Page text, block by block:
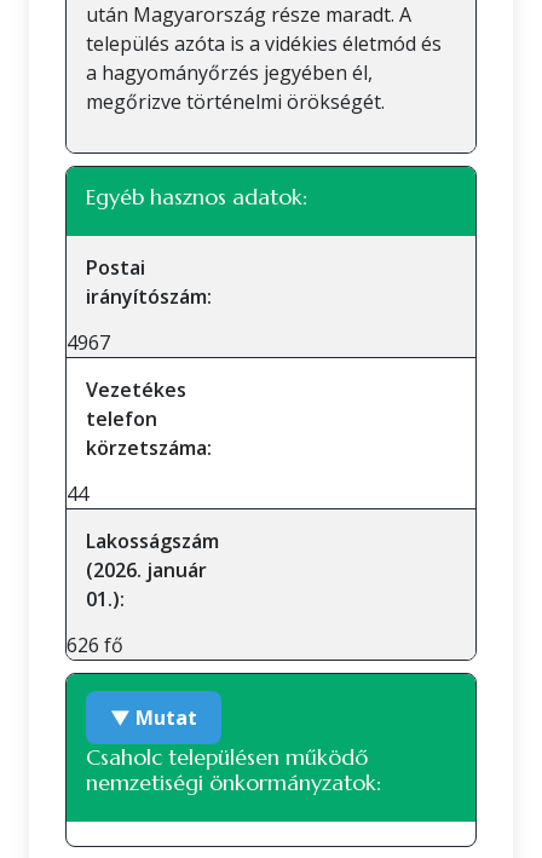
után Magyarország része maradt. A
település azóta is a vidékies életmód és
a hagyományőrzés jegyében él,
megőrizve történelmi örökségét.
Egyéb hasznos adatok:
Postai
irányítószám:
4967
Vezetékes
telefon
körzetszáma:
44
Lakosságszám
(2026. január
01.):
626 fő
▼ Mutat
Csaholc településen működő
nemzetiségi önkormányzatok: